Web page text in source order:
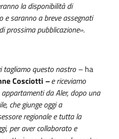
la disponibilità di
e saranno a breve assegnati
prossima pubblicazione».
tagliamo questo nastro – ha
Cosciotti –e riceviamo
da Aler, dopo una
che giunge oggi a
regionale e tutta la
per aver collaborato e